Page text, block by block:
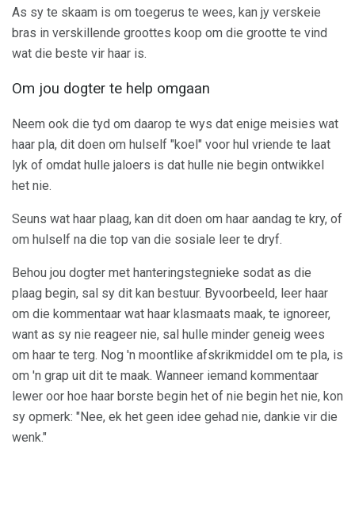
As sy te skaam is om toegerus te wees, kan jy verskeie
bras in verskillende groottes koop om die grootte te vind
wat die beste vir haar is.
Om jou dogter te help omgaan
Neem ook die tyd om daarop te wys dat enige meisies wat
haar pla, dit doen om hulself "koel" voor hul vriende te laat
lyk of omdat hulle jaloers is dat hulle nie begin ontwikkel
het nie.
Seuns wat haar plaag, kan dit doen om haar aandag te kry, of
om hulself na die top van die sosiale leer te dryf.
Behou jou dogter met hanteringstegnieke sodat as die
plaag begin, sal sy dit kan bestuur. Byvoorbeeld, leer haar
om die kommentaar wat haar klasmaats maak, te ignoreer,
want as sy nie reageer nie, sal hulle minder geneig wees
om haar te terg. Nog 'n moontlike afskrikmiddel om te pla, is
om 'n grap uit dit te maak. Wanneer iemand kommentaar
lewer oor hoe haar borste begin het of nie begin het nie, kon
sy opmerk: "Nee, ek het geen idee gehad nie, dankie vir die
wenk."